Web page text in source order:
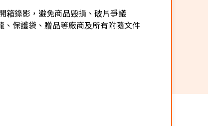
箱錄影，避免商品毀損、破片爭議
保護袋、贈品等廠商及所有附隨文件